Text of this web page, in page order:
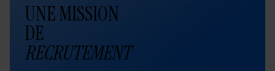
UNE MISSION
DE
RECRUTEMENT